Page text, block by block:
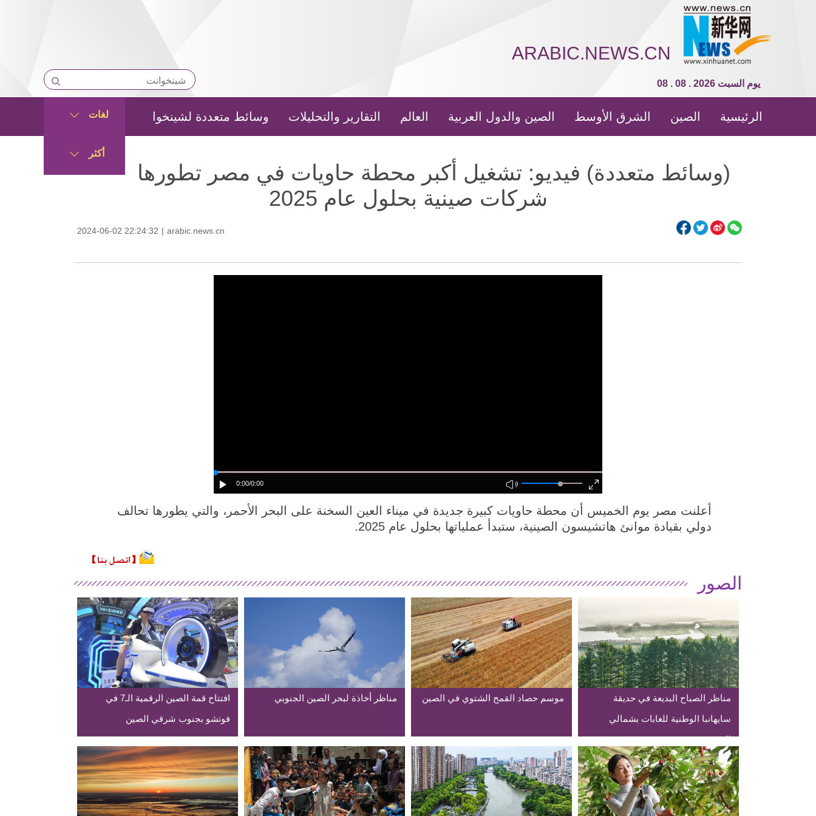
ARABIC.NEWS.CN
08 . 08 . 2026 يوم السبت
الرئيسية الصين الشرق الأوسط الصين والدول العربية العالم التقارير والتحليلات وسائط متعددة لشينخوا لغات
أكثر
(وسائط متعددة) فيديو: تشغيل أكبر محطة حاويات في مصر تطورها
شركات صينية بحلول عام 2025
2024-06-02 22:24:32 | arabic.news.cn
0:00/0:00
أعلنت مصر يوم الخميس أن محطة حاويات كبيرة جديدة في ميناء العين السخنة على البحر الأحمر، والتي يطورها تحالف
دولي بقيادة موانئ هاتشيسون الصينية، ستبدأ عملياتها بحلول عام 2025.
الصور
مناظر الصباح البديعة في حديقة
سايهانبا الوطنية للغابات بشمالي
الصين
موسم حصاد القمح الشتوي في الصين مناظر أخاذة لبحر الصين الجنوبي
افتتاح قمة الصين الرقمية الـ7 في
فوتشو بجنوب شرقي الصين